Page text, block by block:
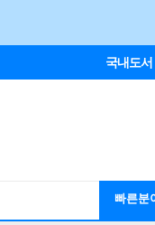
국내도서
빠른분